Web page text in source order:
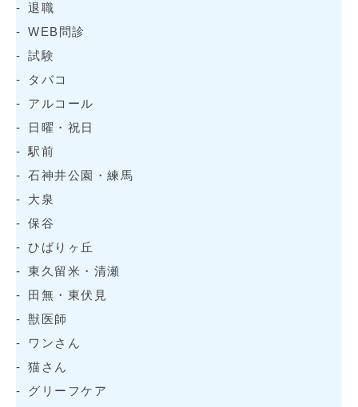
退職
WEB問診
試験
タバコ
アルコール
日曜・祝日
駅前
石神井公園・練馬
大泉
保谷
ひばりヶ丘
東久留米・清瀬
田無・東伏見
獣医師
ワンさん
猫さん
グリーフケア